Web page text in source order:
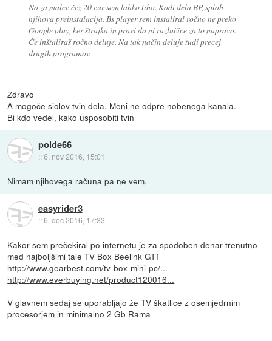
No za malce čez 20 eur sem lahko tiho. Kodi dela BP, sploh
njihova preinstalacija. Bs player sem instaliral ročno ne preko
Google play, ker štrajka in pravi da ni razlučice za to napravo.
Če inštaliraš ročno deluje. Na tak način deluje tudi precej
drugih programov.
Zdravo
A mogoče siolov tvin dela. Meni ne odpre nobenega kanala.
Bi kdo vedel, kako usposobiti tvin
polde66
::6. nov 2016, 15:01
Nimam njihovega računa pa ne vem.
easyrider3
::6. dec 2016, 17:33
Kakor sem prečekiral po internetu je za spodoben denar trenutno
med najboljšimi tale TV Box Beelink GT1
http://www.gearbest.com/tv-box-mini-pc/...
http://www.everbuying.net/product120016...
V glavnem sedaj se uporabljajo že TV škatlice z osemjedrnim
procesorjem in minimalno 2 Gb Rama